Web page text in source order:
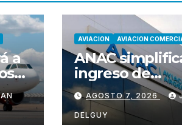
a
el
AVIACION AVIACION
ANAC
ingreso de
aerolíneas
extranjeras
cambios en la
AGOSTO 7, 2026
DELGUY